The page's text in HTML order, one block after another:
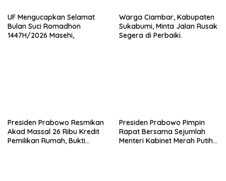
UF Mengucapkan Selamat
Bulan Suci Romadhon
1447H/2026 Masehi,
Warga Ciambar, Kabupaten
Sukabumi, Minta Jalan Rusak
Segera di Perbaiki.
Presiden Prabowo Resmikan
Akad Massal 26 Ribu Kredit
Pemilikan Rumah, Bukti
Presiden Prabowo Pimpin
Rapat Bersama Sejumlah
Menteri Kabinet Merah Putih,